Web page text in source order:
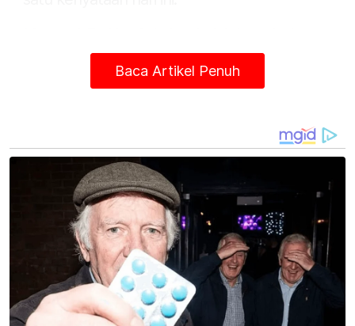
telah pun disinfeksi sebaik sahaja guru
berkenaan disahkan positif dan proses nyah
Sementara itu beliau berkata, Terengganu
hari ini merekodkan tiga kes baharu Covid-19
menjadikan jumlah keseluruhan kes yang
aktif sebanyak 11 kes.
“Satu daripada kes baharu ini mempunyai
sejarah perjalanan ke Sabah manakala dua
kes merupakan kontak rapat kepada pesakit
yang juga baru pulang dari Sabah.
Baca Artikel Penuh